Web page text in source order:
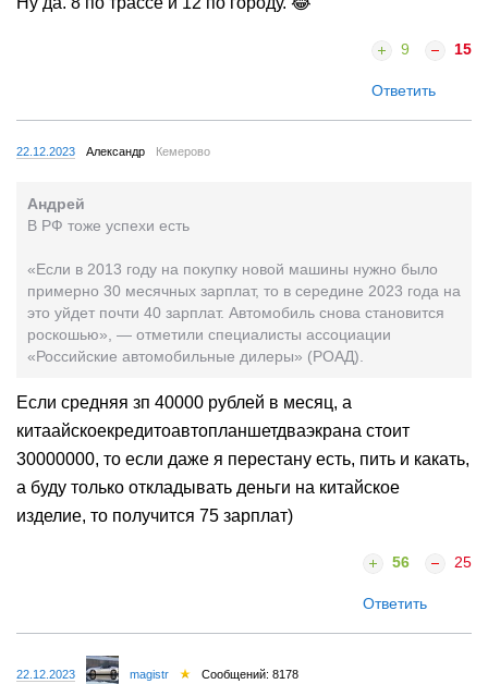
9 15
Ответить
22.12.2023 Александр Кемерово
Андрей
В РФ тоже успехи есть
«Если в 2013 году на покупку новой машины нужно было
примерно 30 месячных зарплат, то в середине 2023 года на
это уйдет почти 40 зарплат. Автомобиль снова становится
роскошью», — отметили специалисты ассоциации
«Российские автомобильные дилеры» (РОАД).
Если средняя зп 40000 рублей в месяц, а
китаайскоекредитоавтопланшетдваэкрана стоит
30000000, то если даже я перестану есть, пить и какать,
а буду только откладывать деньги на китайское
изделие, то получится 75 зарплат)
56 25
Ответить
22.12.2023 magistr Сообщений: 8178